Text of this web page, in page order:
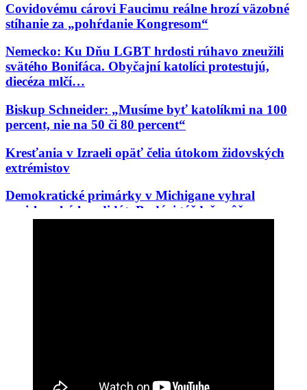
Covidovému cárovi Faucimu reálne hrozí väzobné
stíhanie za „pohŕdanie Kongresom“
Nemecko: Ku Dňu LGBT hrdosti rúhavo zneužili
svätého Bonifáca. Obyčajní katolíci protestujú,
diecéza mlčí…
Biskup Schneider: „Musíme byť katolíkmi na 100
percent, nie na 50 či 80 percent“
Kresťania v Izraeli opäť čelia útokom židovských
extrémistov
Demokratické primárky v Michigane vyhral
proislamský kandidát. Budúci týždeň môže vo
pravoslávne i katolícke kresťanstvo sú de facto